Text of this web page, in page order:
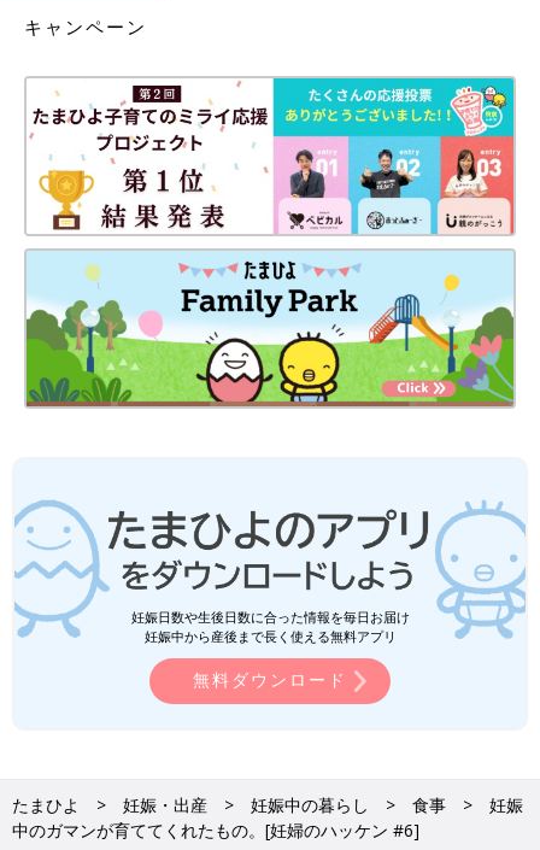
キャンペーン
妊娠日数や生後日数に合った情報を毎日お届け
妊娠中から産後まで長く使える無料アプリ
無料ダウンロード
たまひよ 妊娠・出産 妊娠中の暮らし 食事
妊娠
中のガマンが育ててくれたもの。[妊婦のハッケン #6]